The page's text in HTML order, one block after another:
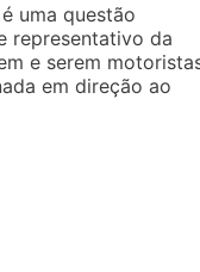
é uma questão
representativo da
e serem
em direção ao